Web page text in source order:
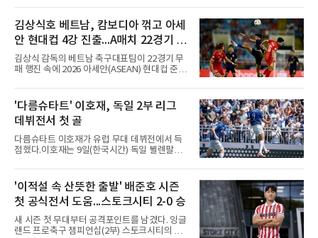
이컵 샤펠버그의 크로스가 걷혀 나오자 에디 세
구라가 페널티아크 왼쪽에서 오
승자는 ACLE 본선에 오르고 패자는 2부 격 대회
인 AFC 챔피언스리그2(ACL2)로 향한다. 강원은
2024시즌 K리그1 준우승 자격으로 나선 지난 시
즌 ACLE에서 창단 첫 아시아 무대를 경험하며
16강에 진출했고, 2025시즌 리그 5위로 이번 출
전권을 얻었다.감바 오사카는 2025-2026시즌
ACL2 결승에서 크리스티아누 호날두의 소속팀
기세도 좋다.최근 리그 2연패로 상승세가 끊긴
강원은 이번 승리로 반등을 노린다. 김대
김상식호 베트남, 캄보디아 꺾고 아세
안 현대컵 4강 진출...A매치 22경기 무
패 질주
김상식 감독의 베트남 축구대표팀이 22경기 무
패 행진 속에 2026 아세안(ASEAN) 현대컵 준결
딘 국립경기장에서 열린 캄보디아와의 조별리그
A조 4차전에서 응우옌 딘 박의 2골과 상대 자책
골을 묶어 3-1로 이겼다. 3승 1무 승점 10으로
싱가포르(승점 8)를 제치고 조 1위를 차지했고,
A매치 연속 무패는 22경기(19승 3무)로 늘렸다.
종전 자국 기록은 18경기였다.2년마다 열리는
현대컵은 '동남아의 월드컵'으로 불리며, 스즈키
패와 통산 4번째 우승을 노린다.준결승 상대 말
레이시아는 8일 필리핀을 1-0
'다름슈타트' 이호재, 독일 2부 리그
데뷔전서 첫 골
다름슈타트 이호재가 유럽 무대 데뷔전에서 득
점했다.이호재는 9일(한국시간) 독일 뵐렌팔토
2027시즌 2.분데스리가(2부) 개막전에서 0-2로
뒤진 후반 추격골을 넣었다. 후반 15분 핀 라켄
마허와 교체 투입된 그는 후반 31분 페널티지역
오른쪽에서 카이 클레피시의 패스를 받아 오른
발 슈팅으로 마무리했다.다름슈타트는 후반 41
분 알렉산다르 부코티치의 동점골로 승점 1을
챙겼다. 홀슈타인 킬은 전반 8분 기예르모 발지,
'이적설 속 산뜻한 출발' 배준호 시즌
첫 공식전서 도움...스토크시티 2-0 승
새 시즌 첫 무대부터 공격포인트를 남겼다. 잉글
랜드 프로축구 챔피언십(2부) 스토크시티의 배